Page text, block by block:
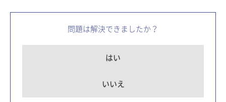
問題は解決できましたか？
はい
いいえ